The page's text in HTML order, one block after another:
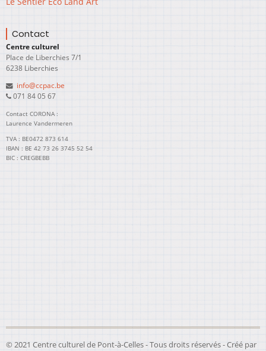
Contact
Centre culturel
Place de Liberchies 7/1
6238 Liberchies
info@ccpac.be
071 84 05 67
Contact CORONA :
Laurence Vandermeren
TVA : BE0472 873 614
IBAN : BE 42 73 26 3745 52 54
BIC : CREGBEBB
© 2021 Centre culturel de Pont-à-Celles - Tous droits réservés - Créé par